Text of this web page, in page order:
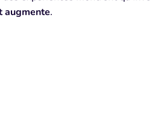
augmente.